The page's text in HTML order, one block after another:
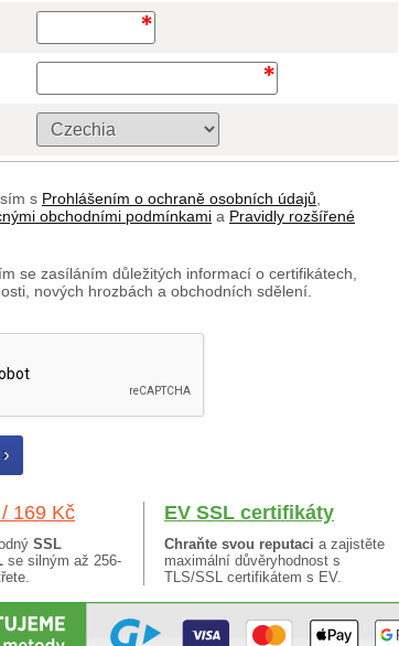
s Prohlášením o ochraně osobních údajů
obchodními podmínkami a Pravidly rozšířené
se zasíláním důležitých informací o certifikátech,
nových hrozbách a obchodních sdělení.
/ 169 Kč
SSL
se silným až 256-
EV SSL certifikáty
Chraňte svou reputaci a zajistěte
maximální důvěryhodnost s
TLS/SSL certifikátem s EV.